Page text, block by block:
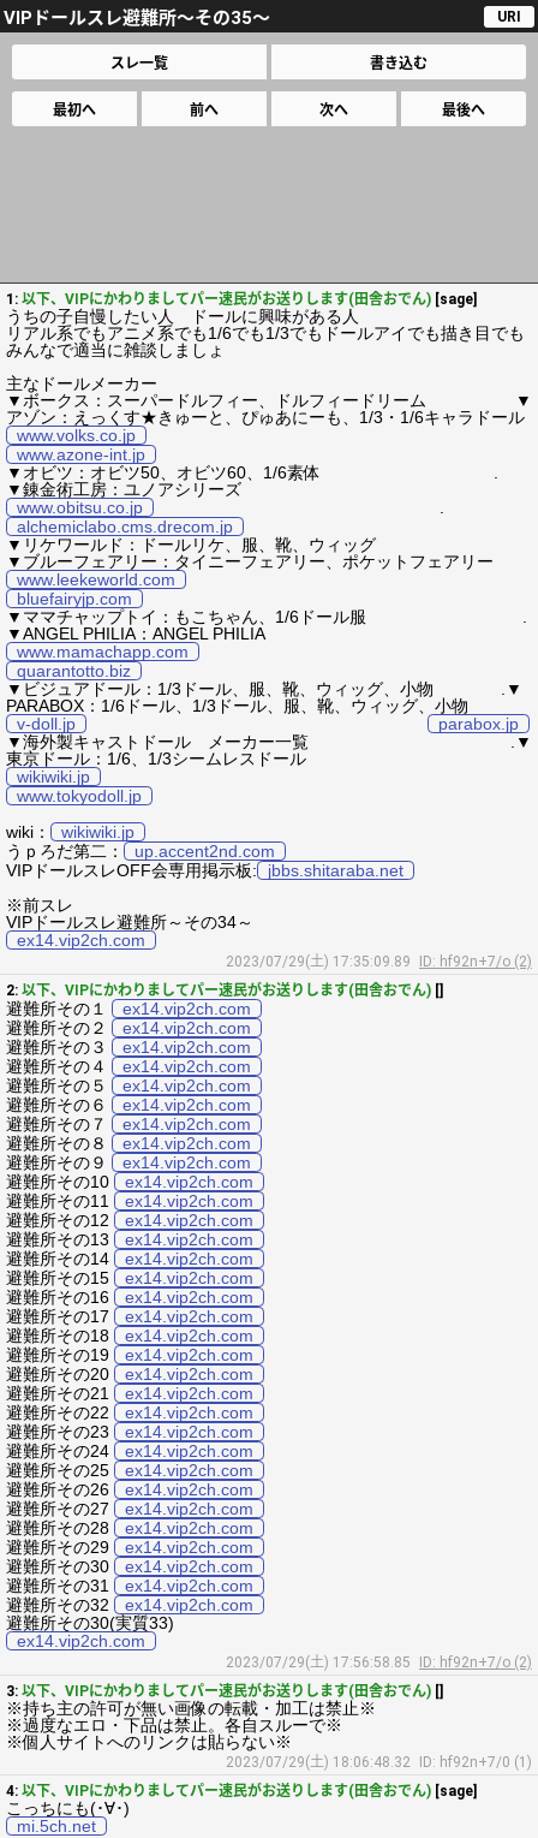
VIPドールスレ避難所～その35～ URI
スレ一覧 書き込む
最初へ 前へ 次へ 最後へ
1: 以下、VIPにかわりましてパー速民がお送りします(田舎おでん) [sage]
うちの子自慢したい人 ドールに興味がある人
リアル系でもアニメ系でも1/6でも1/3でもドールアイでも描き目でも
みんなで適当に雑談しましょ
主なドールメーカー
▼ボークス：スーパードルフィー、ドルフィードリーム ▼
アゾン：えっくす★きゅーと、ぴゅあにーも、1/3・1/6キャラドール
www.volks.co.jp
www.azone-int.jp
▼オビツ：オビツ50、オビツ60、1/6素体 .
▼錬金術工房：ユノアシリーズ
www.obitsu.co.jp
alchemiclabo.cms.drecom.jp
▼リケワールド：ドールリケ、服、靴、ウィッグ
▼ブルーフェアリー：タイニーフェアリー、ポケットフェアリー
www.leekeworld.com
bluefairyjp.com
▼ママチャップトイ：もこちゃん、1/6ドール服 .
▼ANGEL PHILIA：ANGEL PHILIA
www.mamachapp.com
quarantotto.biz
▼ビジュアドール：1/3ドール、服、靴、ウィッグ、小物 .▼
PARABOX：1/6ドール、1/3ドール、服、靴、ウィッグ、小物
v-doll.jp
parabox.jp
▼海外製キャストドール メーカー一覧 .▼
東京ドール：1/6、1/3シームレスドール
wikiwiki.jp
www.tokyodoll.jp
wiki：
wikiwiki.jp
うｐろだ第二：
up.accent2nd.com
VIPドールスレOFF会専用掲示板:
jbbs.shitaraba.net
※前スレ
VIPドールスレ避難所～その34～
ex14.vip2ch.com
2023/07/29(土) 17:35:09.89
ID: hf92n+7/o (2)
2: 以下、VIPにかわりましてパー速民がお送りします(田舎おでん) []
避難所その１
ex14.vip2ch.com
避難所その２
ex14.vip2ch.com
避難所その３
ex14.vip2ch.com
避難所その４
ex14.vip2ch.com
避難所その５
ex14.vip2ch.com
避難所その６
ex14.vip2ch.com
避難所その７
ex14.vip2ch.com
避難所その８
ex14.vip2ch.com
避難所その９
ex14.vip2ch.com
避難所その10
ex14.vip2ch.com
避難所その11
ex14.vip2ch.com
避難所その12
ex14.vip2ch.com
避難所その13
ex14.vip2ch.com
避難所その14
ex14.vip2ch.com
避難所その15
ex14.vip2ch.com
避難所その16
ex14.vip2ch.com
避難所その17
ex14.vip2ch.com
避難所その18
ex14.vip2ch.com
避難所その19
ex14.vip2ch.com
避難所その20
ex14.vip2ch.com
避難所その21
ex14.vip2ch.com
避難所その22
ex14.vip2ch.com
避難所その23
ex14.vip2ch.com
避難所その24
ex14.vip2ch.com
避難所その25
ex14.vip2ch.com
避難所その26
ex14.vip2ch.com
避難所その27
ex14.vip2ch.com
避難所その28
ex14.vip2ch.com
避難所その29
ex14.vip2ch.com
避難所その30
ex14.vip2ch.com
避難所その31
ex14.vip2ch.com
避難所その32
ex14.vip2ch.com
避難所その30(実質33)
ex14.vip2ch.com
2023/07/29(土) 17:56:58.85
ID: hf92n+7/o (2)
3: 以下、VIPにかわりましてパー速民がお送りします(田舎おでん) []
※持ち主の許可が無い画像の転載・加工は禁止※
※過度なエロ・下品は禁止。各自スルーで※
※個人サイトへのリンクは貼らない※
2023/07/29(土) 18:06:48.32
ID: hf92n+7/0 (1)
4: 以下、VIPにかわりましてパー速民がお送りします(田舎おでん) [sage]
こっちにも(･∀･)
mi.5ch.net